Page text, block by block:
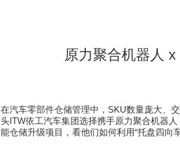
原力聚合机器人
在汽车零部件仓储管理中， SKU数量庞大、
头 ITW依工汽车集团选择携手原力聚合机器
能仓储升级项目，看他们如何利用“托盘四向